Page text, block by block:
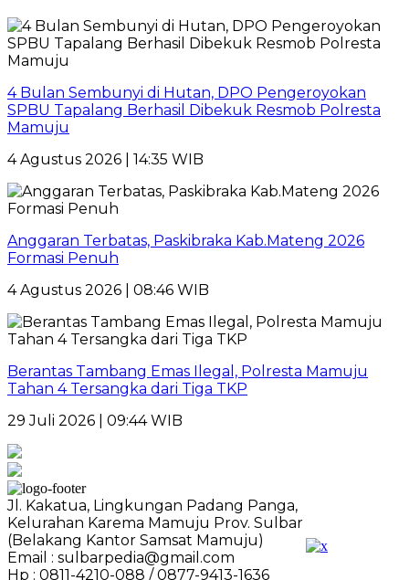
4 Bulan Sembunyi di Hutan, DPO Pengeroyokan
SPBU Tapalang Berhasil Dibekuk Resmob Polresta
Mamuju
4 Agustus 2026 | 14:35 WIB
Anggaran Terbatas, Paskibraka Kab.Mateng 2026
Formasi Penuh
4 Agustus 2026 | 08:46 WIB
Berantas Tambang Emas Ilegal, Polresta Mamuju
Tahan 4 Tersangka dari Tiga TKP
29 Juli 2026 | 09:44 WIB
Jl. Kakatua, Lingkungan Padang Panga,
Kelurahan Karema Mamuju Prov. Sulbar
(Belakang Kantor Samsat Mamuju)
Email : sulbarpedia@gmail.com
Hp : 0811-4210-088 / 0877-9413-1636